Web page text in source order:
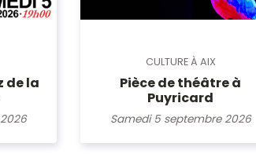
de la
CULTURE À AIX
Pièce de théâtre à
Puyricard
Samedi 5 septembre 2026